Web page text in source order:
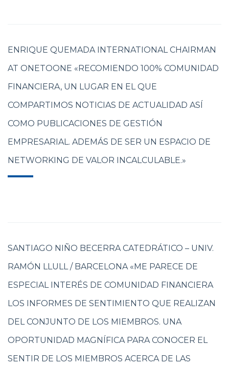
ENRIQUE QUEMADA INTERNATIONAL CHAIRMAN
AT ONETOONE «RECOMIENDO 100% COMUNIDAD
FINANCIERA, UN LUGAR EN EL QUE
COMPARTIMOS NOTICIAS DE ACTUALIDAD ASÍ
COMO PUBLICACIONES DE GESTIÓN
EMPRESARIAL. ADEMÁS DE SER UN ESPACIO DE
NETWORKING DE VALOR INCALCULABLE.»
SANTIAGO NIÑO BECERRA CATEDRÁTICO – UNIV.
RAMÓN LLULL / BARCELONA «ME PARECE DE
ESPECIAL INTERÉS DE COMUNIDAD FINANCIERA
LOS INFORMES DE SENTIMIENTO QUE REALIZAN
DEL CONJUNTO DE LOS MIEMBROS. UNA
OPORTUNIDAD MAGNÍFICA PARA CONOCER EL
SENTIR DE LOS MIEMBROS ACERCA DE LAS